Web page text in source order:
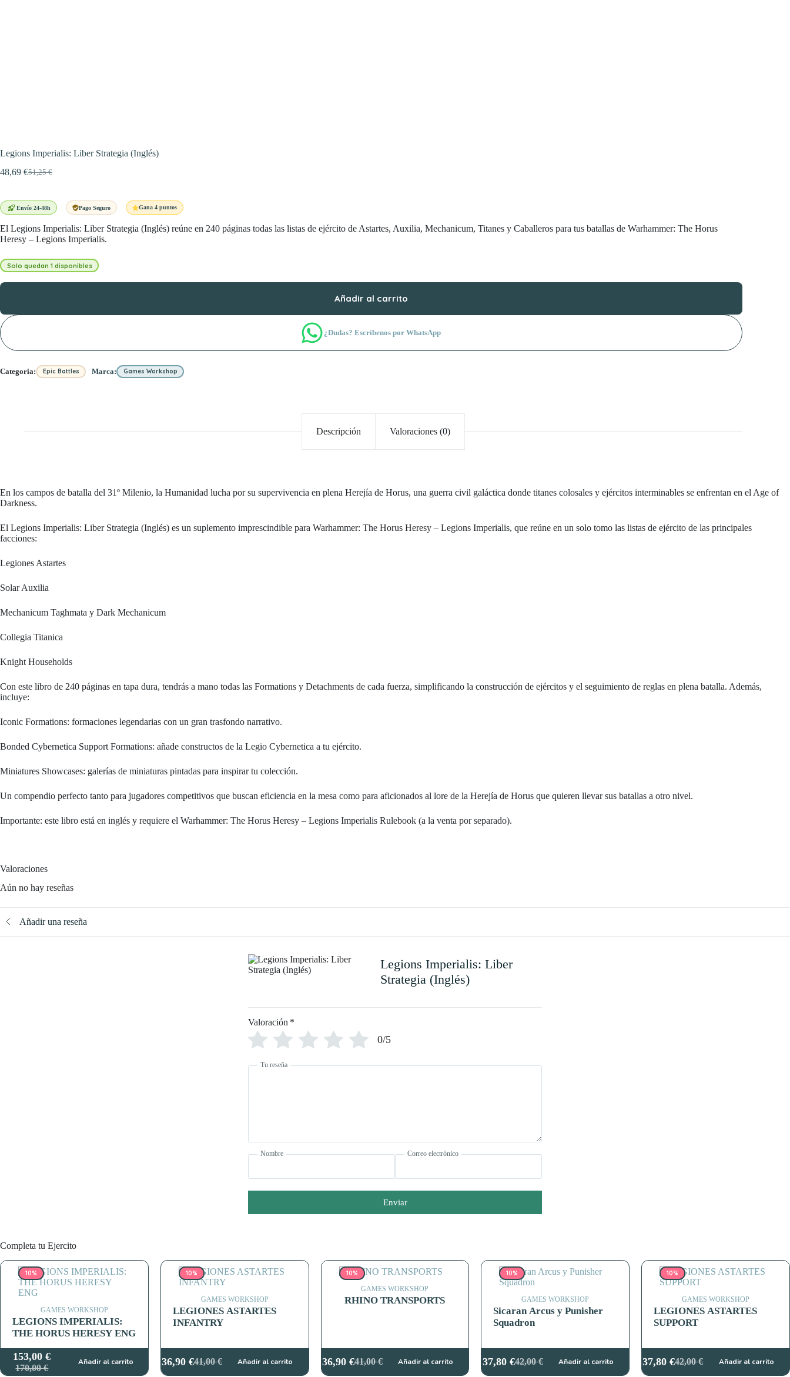
Legions Imperialis: Liber Strategia (Inglés)
51,25€
El
era:
48,69 €El
es:
Envío 24-48h Pago Seguro Gana 4 puntos
El Legions Imperialis: Liber Strategia (Inglés) reúne en 240 páginas todas las listas de ejército de Astartes, Auxilia, Mechanicum, Titanes y Caballeros para tus batallas de Warhammer: The Horus
Heresy – Legions Imperialis.
Solo quedan 1 disponibles
Añadir al carrito
¿Dudas? Escríbenos por WhatsApp
Categoria: Epic Battles Marca: Games Workshop
Descripción Valoraciones (0)
En los campos de batalla del 31º Milenio, la Humanidad lucha por su supervivencia en plena Herejía de Horus, una guerra civil galáctica donde titanes colosales y ejércitos interminables se enfrentan en el Age of
Darkness.
El Legions Imperialis: Liber Strategia (Inglés) es un suplemento imprescindible para Warhammer: The Horus Heresy – Legions Imperialis, que reúne en un solo tomo las listas de ejército de las principales
facciones:
Legiones Astartes
Solar Auxilia
Mechanicum Taghmata y Dark Mechanicum
Collegia Titanica
Knight Households
Con este libro de 240 páginas en tapa dura, tendrás a mano todas las Formations y Detachments de cada fuerza, simplificando la construcción de ejércitos y el seguimiento de reglas en plena batalla. Además,
incluye:
Iconic Formations: formaciones legendarias con un gran trasfondo narrativo.
Bonded Cybernetica Support Formations: añade constructos de la Legio Cybernetica a tu ejército.
Miniatures Showcases: galerías de miniaturas pintadas para inspirar tu colección.
Un compendio perfecto tanto para jugadores competitivos que buscan eficiencia en la mesa como para aficionados al lore de la Herejía de Horus que quieren llevar sus batallas a otro nivel.
Importante: este libro está en inglés y requiere el Warhammer: The Horus Heresy – Legions Imperialis Rulebook (a la venta por separado).
Valoraciones
Aún no hay reseñas
Añadir una reseña
Legions Imperialis: Liber
Strategia (Inglés)
Valoración *
0/5
Tu reseña
Nombre Correo electrónico
Enviar
Completa tu Ejercito
10%
GAMES WORKSHOP
LEGIONS IMPERIALIS:
THE HORUS HERESY ENG
170,00€
El
153,00€
El
Añadir al carrito
10%
GAMES WORKSHOP
LEGIONES ASTARTES
INFANTRY
41,00€
El
36,90€El
Añadir al carrito
10%
GAMES WORKSHOP
RHINO TRANSPORTS
41,00€
El
36,90 €El
Añadir al carrito
10%
GAMES WORKSHOP
Sicaran Arcus y Punisher
Squadron
42,00€
El
37,80 €El
Añadir al carrito
10%
GAMES WORKSHOP
LEGIONES ASTARTES
SUPPORT
42,00€
El
37,80€El
Añadir al carrito